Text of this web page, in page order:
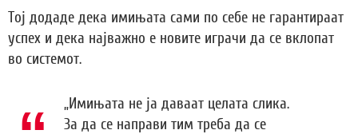
Тој додаде дека имињата сами по себе не гарантираат
успех и дека најважно е новите играчи да се вклопат
во системот.
„Имињата не ја даваат целата слика.
За да се направи тим треба да се